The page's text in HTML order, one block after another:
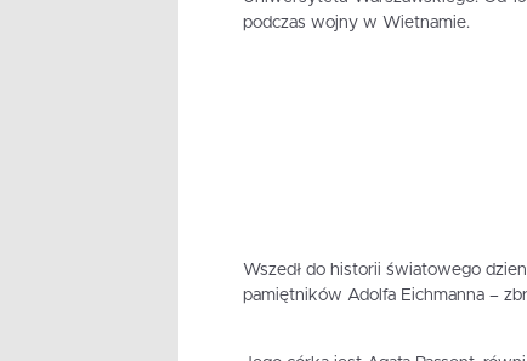
podczas wojny w Wietnamie.
Wszedł do historii światowego
pamiętników Adolfa Eichmanna –